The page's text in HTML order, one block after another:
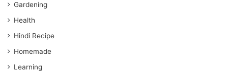
Gardening
Health
Hindi Recipe
Homemade
Learning